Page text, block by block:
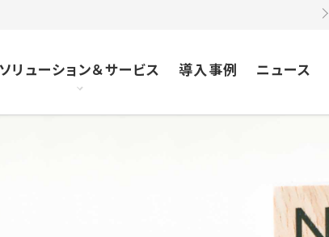
ソリューション＆サービス 導入事例 ニュース
セキュリティソリューション